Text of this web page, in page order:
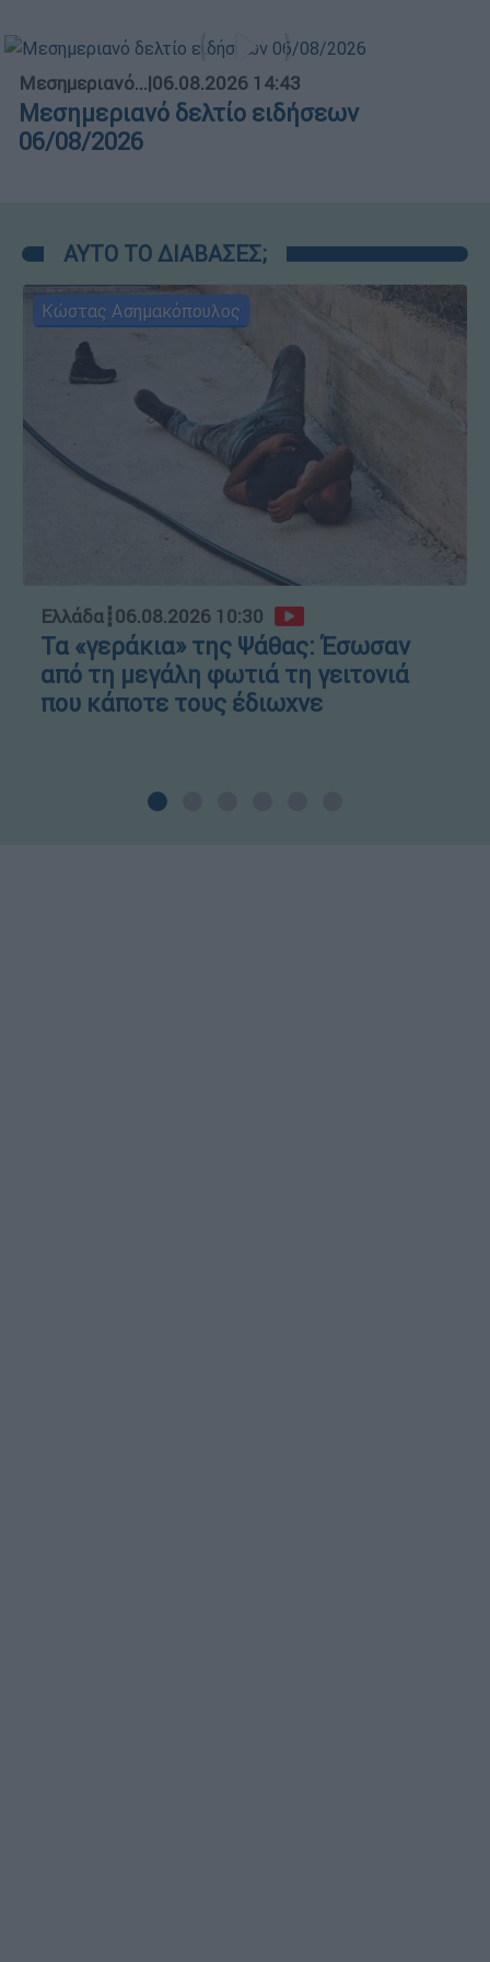
Μεσημεριανό...|06.08.2026 14:43
Μεσημεριανό δελτίο ειδήσεων
06/08/2026
ΑΥΤΟ ΤΟ ΔΙΑΒΑΣΕΣ;
Κώστας Ασημακόπουλος
Ελλάδα┋06.08.2026 10:30
Τα «γεράκια» της Ψάθας: Έσωσαν
από τη μεγάλη φωτιά τη γειτονιά
που κάποτε τους έδιωχνε